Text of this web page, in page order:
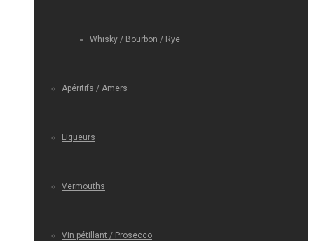
Whisky / Bourbon / Rye
Apéritifs / Amers
Liqueurs
Vermouths
Vin pétillant / Prosecco